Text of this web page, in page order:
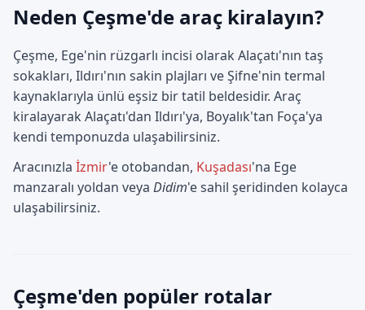
Neden Çeşme'de araç kiralayın?
Çeşme, Ege'nin rüzgarlı incisi olarak Alaçatı'nın taş
sokakları, Ildırı'nın sakin plajları ve Şifne'nin termal
kaynaklarıyla ünlü eşsiz bir tatil beldesidir. Araç
kiralayarak Alaçatı'dan Ildırı'ya, Boyalık'tan Foça'ya
kendi temponuzda ulaşabilirsiniz.
Aracınızla İzmir'e otobandan, Kuşadası'na Ege
manzaralı yoldan veya Didim'e sahil şeridinden kolayca
ulaşabilirsiniz.
Çeşme'den popüler rotalar